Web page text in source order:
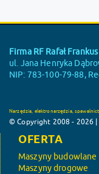
Firma RF Rafał Frankus
ul. Jana Henryka
NIP: 783-100-79-88,
Narzędzia, elektronarzędzia,
© Copyright 2008 - 2026 |
OFERTA
Maszyny budowlane
Maszyny drogowe